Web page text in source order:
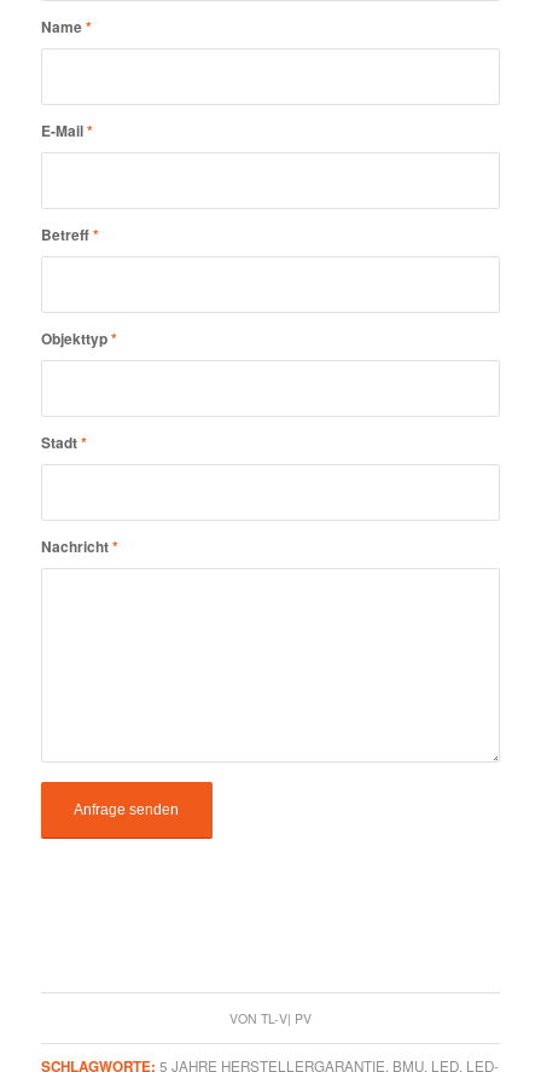
Name*
E-Mail*
Betreff*
Objekttyp*
Stadt*
Nachricht*
VON TL-V| PV
SCHLAGWORTE: 5 JAHRE HERSTELLERGARANTIE, BMU, LED, LED-